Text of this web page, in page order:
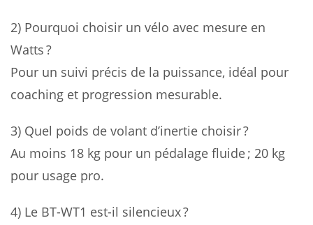
2) Pourquoi choisir un vélo avec mesure en
Watts ?
Pour un suivi précis de la puissance, idéal pour
coaching et progression mesurable.
3) Quel poids de volant d’inertie choisir ?
Au moins 18 kg pour un pédalage fluide ; 20 kg
pour usage pro.
4) Le BT-WT1 est-il silencieux ?